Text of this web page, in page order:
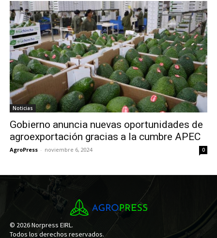
Noticias
Gobierno anuncia nuevas oportunidades de
agroexportación gracias a la cumbre APEC
AgroPress - noviembre 6, 2024 0
© 2026 Norpress EIRL.
Todos los derechos reservados.